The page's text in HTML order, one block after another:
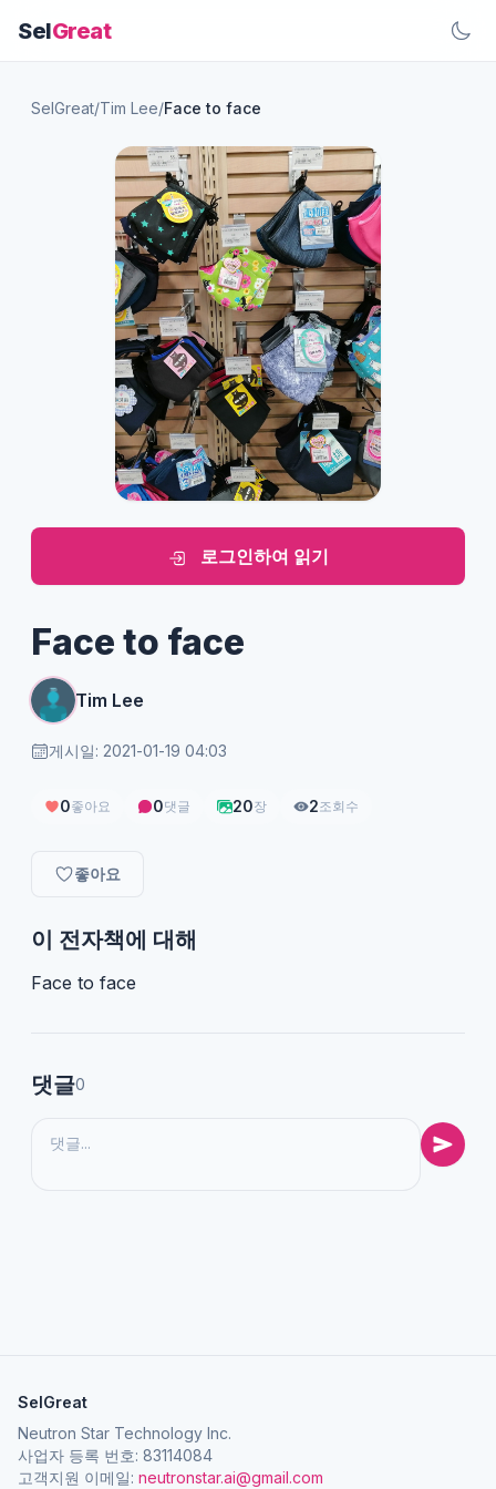
SelGreat
SelGreat/Tim Lee/Face to face
로그인하여 읽기
Face to face
Tim Lee
게시일: 2021-01-19 04:03
0좋아요 0댓글 20장 2조회수
좋아요
이 전자책에 대해
Face to face
댓글0
SelGreat
Neutron Star Technology Inc.
사업자 등록 번호: 83114084
고객지원 이메일: neutronstar.ai@gmail.com